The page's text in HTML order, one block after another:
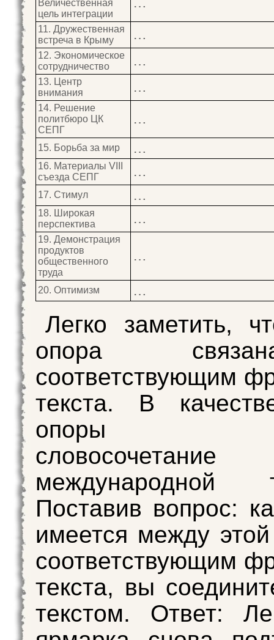
Величественная
цель интеграции
11. Дружественная
встреча в Крыму
…
12. Экономическое
сотрудничество
…
13. Центр
внимания
…
14. Решение
политбюро ЦК
СЕПГ
…
15. Борьба за мир …
16. Материалы VIII
съезда СЕПГ
…
17. Стимул …
18. Широкая
перспектива
…
19. Демонстрация
продуктов
общественного
труда
…
20. Оптимизм …
Легко заметить,
опора
соответствующим
текста. В
опоры
международной
Поставив вопрос:
имеется между
соответствующим
текста, вы
текстом. Ответ: